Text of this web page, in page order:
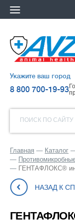
Укажите ваш город
8 800 700-19-93
ПОИСК ПО САЙТУ
Главная Каталог
ГЕНТАФЛОКС®
НАЗАД К